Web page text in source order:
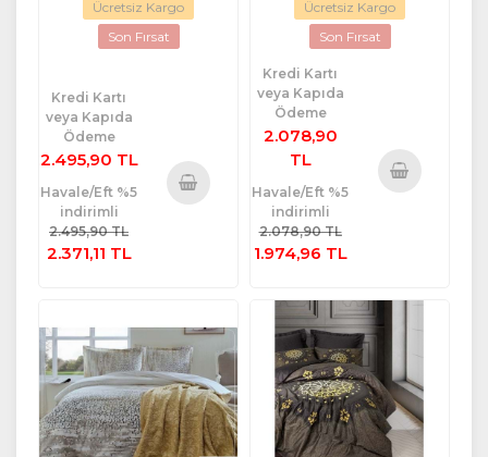
Ücretsiz Kargo
Son Fırsat
Kredi Kartı
veya Kapıda
Ödeme
2.495,90 TL
Havale/Eft %5
indirimli
2.495,90 TL
2.371,11 TL
Ücretsiz Kargo
Son Fırsat
Kredi Kartı
veya Kapıda
Ödeme
2.078,90
TL
Havale/Eft %5
indirimli
2.078,90 TL
1.974,96 TL